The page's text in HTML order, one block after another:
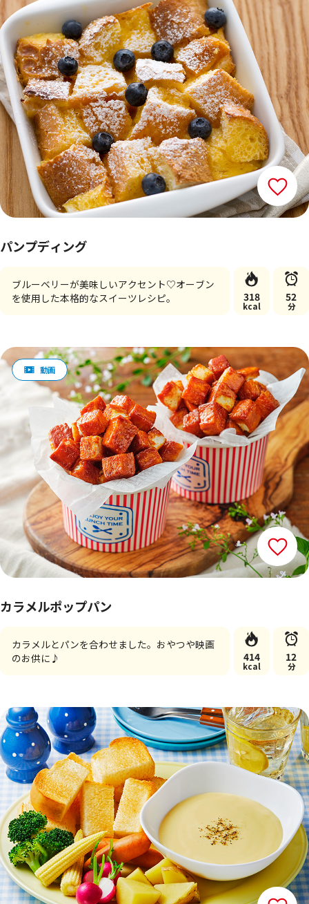
パンプディング
ブルーベリーが美味しいアクセント♡オーブン
を使用した本格的なスイーツレシピ。
318
kcal
52
分
カラメルポップパン
カラメルとパンを合わせました。おやつや映画
のお供に♪
414
kcal
12
分